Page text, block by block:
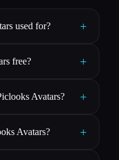
used for? +
free? +
Avatars? +
Avatars? +